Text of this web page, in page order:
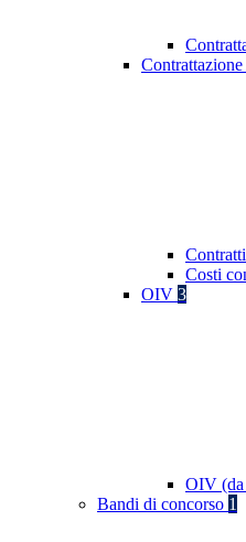
Costi
OIV 3
OIV (da
Bandi di concorso 1